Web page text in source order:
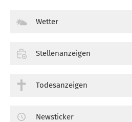
Wetter
Stellenanzeigen
Todesanzeigen
Newsticker